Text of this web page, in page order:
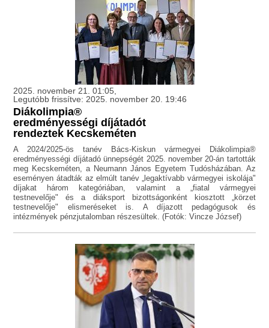
2025. november 21. 01:05,
Legutóbb frissítve: 2025. november 20. 19:46
Diákolimpia®
eredményességi díjátadót
rendeztek Kecskeméten
A 2024/2025-ös tanév Bács-Kiskun vármegyei Diákolimpia®
eredményességi díjátadó ünnepségét 2025. november 20-án tartották
meg Kecskeméten, a Neumann János Egyetem Tudósházában. Az
eseményen átadták az elmúlt tanév „legaktívabb vármegyei iskolája"
díjakat három kategóriában, valamint a „fiatal vármegyei
testnevelője" és a diáksport bizottságonként kiosztott „körzet
testnevelője" elismeréseket is. A díjazott pedagógusok és
intézmények pénzjutalomban részesültek. (Fotók: Vincze József)